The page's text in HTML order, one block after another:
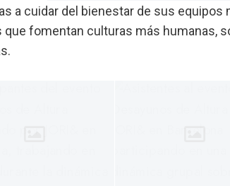
a cuidar del bienestar de sus equipos
que fomentan culturas más humanas,